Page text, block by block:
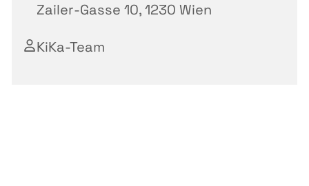
Zailer-Gasse 10, 1230 Wien
KiKa-Team